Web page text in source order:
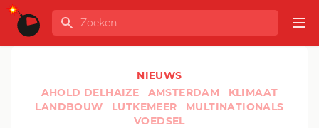
Ga naar de inhoud
GLOBALINFO
Zoeken
NIEUWS
AHOLD DELHAIZE
AMSTERDAM
KLIMAAT
LANDBOUW
LUTKEMEER
MULTINATIONALS
VOEDSEL